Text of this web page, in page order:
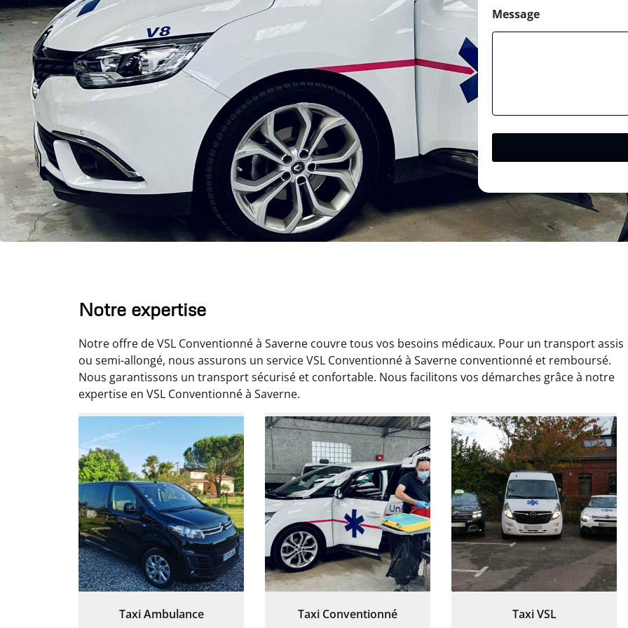
Message
Notre expertise
Notre offre de VSL Conventionné à Saverne couvre tous vos besoins médicaux. Pour un transport assis
ou semi-allongé, nous assurons un service VSL Conventionné à Saverne conventionné et remboursé.
Nous garantissons un transport sécurisé et confortable. Nous facilitons vos démarches grâce à notre
expertise en VSL Conventionné à Saverne.
Taxi Ambulance Taxi Conventionné Taxi VSL
Arnaud Deschamps
30 janvier 2025
Très satisfait du transport,
tout s’est bien déroulé.
Chauffeur à l’écoute et
patient.
Jérémy Ferrand
8 septembre 2024
Transport ponctuel et
personnel très attentionné.
Très satisfait du service.